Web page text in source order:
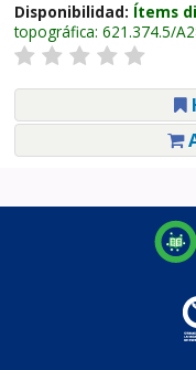
Disponibilidad: Ítems
topográfica: 621.374.5/